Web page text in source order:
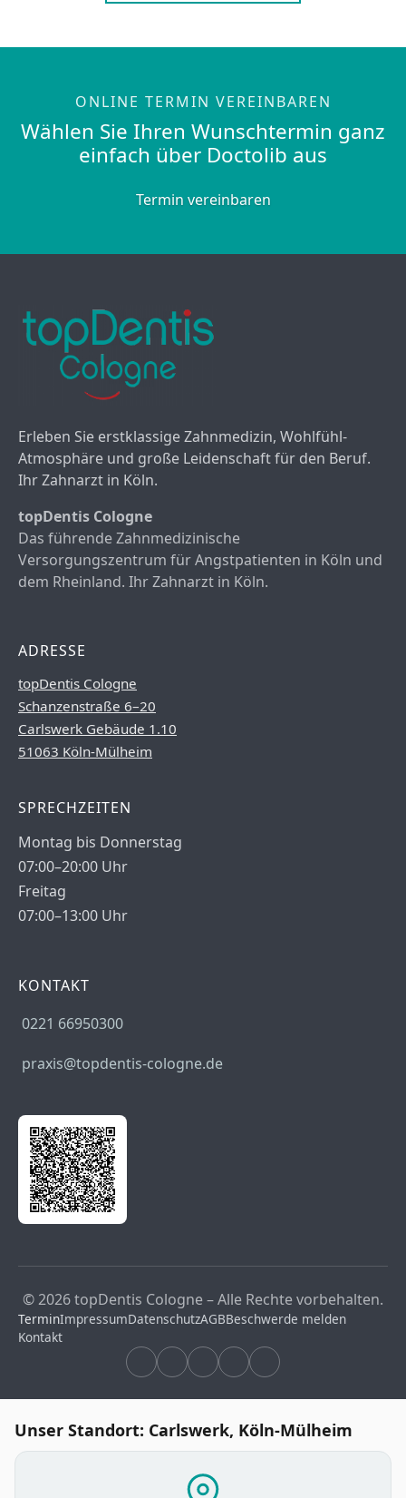
ONLINE TERMIN VEREINBAREN
Wählen Sie Ihren Wunschtermin ganz
einfach über Doctolib aus
Termin vereinbaren
Erleben Sie erstklassige Zahnmedizin, Wohlfühl-
Atmosphäre und große Leidenschaft für den Beruf.
Ihr Zahnarzt in Köln.
topDentis Cologne
Das führende Zahnmedizinische
Versorgungszentrum für Angstpatienten in Köln und
dem Rheinland. Ihr Zahnarzt in Köln.
ADRESSE
topDentis Cologne
Schanzenstraße 6–20
Carlswerk Gebäude 1.10
51063 Köln-Mülheim
SPRECHZEITEN
Montag bis Donnerstag
07:00–20:00 Uhr
Freitag
07:00–13:00 Uhr
KONTAKT
0221 66950300
praxis@topdentis-cologne.de
© 2026 topDentis Cologne – Alle Rechte vorbehalten.
TerminImpressumDatenschutzAGBBeschwerde melden
Kontakt
Unser Standort: Carlswerk, Köln-Mülheim